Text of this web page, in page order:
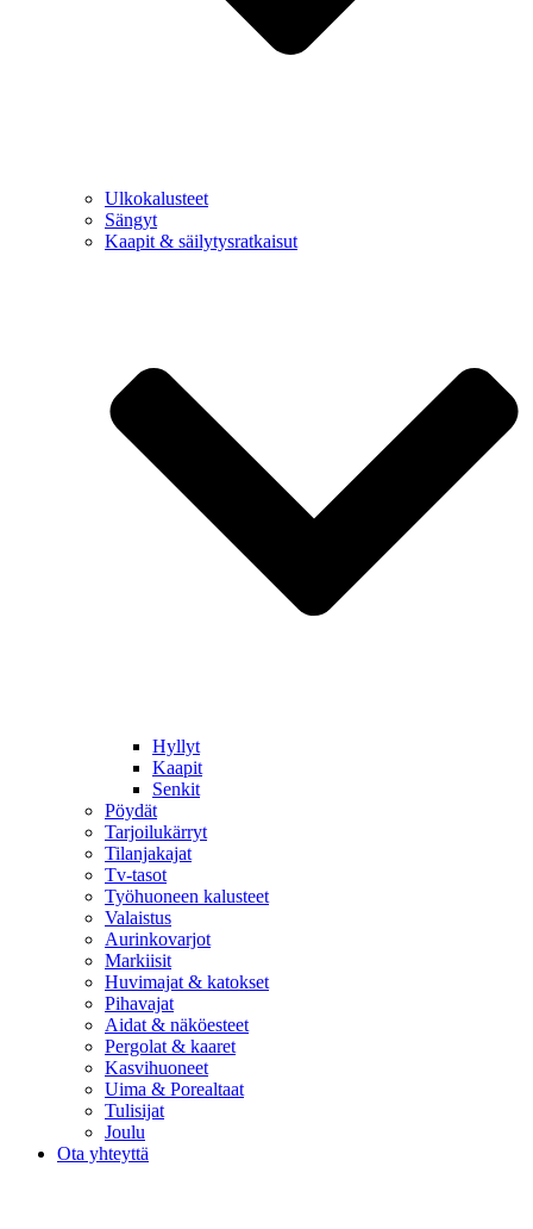
Ulkokalusteet
Sängyt
Kaapit & säilytysratkaisut
Hyllyt
Kaapit
Senkit
Pöydät
Tarjoilukärryt
Tilanjakajat
Tv-tasot
Työhuoneen kalusteet
Valaistus
Aurinkovarjot
Markiisit
Huvimajat & katokset
Pihavajat
Aidat & näköesteet
Pergolat & kaaret
Kasvihuoneet
Uima & Porealtaat
Tulisijat
Joulu
Ota yhteyttä